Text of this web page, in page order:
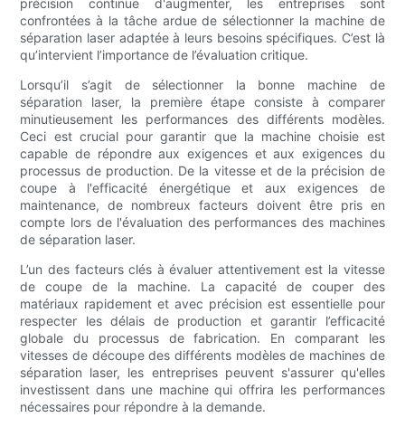
confrontées à la tâche ardue de sélectionner la machine de
séparation laser adaptée à leurs besoins spécifiques. C’est là
qu’intervient l’importance de l’évaluation critique.
Lorsqu’il s’agit de sélectionner la bonne machine de
séparation laser, la première étape consiste à comparer
minutieusement les performances des différents modèles.
Ceci est crucial pour garantir que la machine choisie est
capable de répondre aux exigences et aux exigences du
processus de production. De la vitesse et de la précision de
coupe à l'efficacité énergétique et aux exigences de
maintenance, de nombreux facteurs doivent être pris en
compte lors de l'évaluation des performances des machines
de séparation laser.
L’un des facteurs clés à évaluer attentivement est la vitesse
de coupe de la machine. La capacité de couper des
matériaux rapidement et avec précision est essentielle pour
respecter les délais de production et garantir l’efficacité
globale du processus de fabrication. En comparant les
vitesses de découpe des différents modèles de machines de
séparation laser, les entreprises peuvent s'assurer qu'elles
investissent dans une machine qui offrira les performances
nécessaires pour répondre à la demande.